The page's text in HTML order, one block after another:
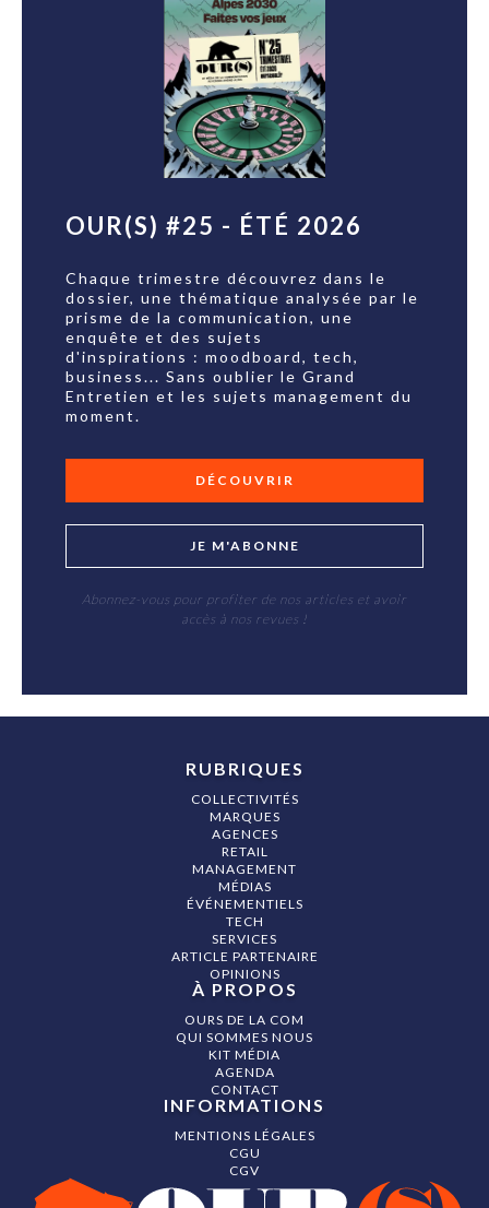
OUR(S) #25 - ÉTÉ 2026
Chaque trimestre découvrez dans le
dossier, une thématique analysée par le
prisme de la communication, une
enquête et des sujets
d'inspirations : moodboard, tech,
business... Sans oublier le Grand
Entretien et les sujets management du
moment.
DÉCOUVRIR
JE M'ABONNE
Abonnez-vous pour profiter de nos articles et avoir
accès à nos revues !
RUBRIQUES
COLLECTIVITÉS
MARQUES
AGENCES
RETAIL
MANAGEMENT
MÉDIAS
ÉVÉNEMENTIELS
TECH
SERVICES
ARTICLE PARTENAIRE
OPINIONS
À PROPOS
OURS DE LA COM
QUI SOMMES NOUS
KIT MÉDIA
AGENDA
CONTACT
INFORMATIONS
MENTIONS LÉGALES
CGU
CGV